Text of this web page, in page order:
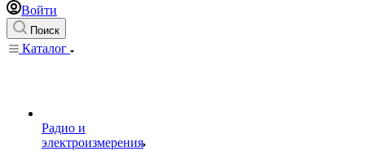
Войти
Поиск
Каталог
Радио и
электроизмерения